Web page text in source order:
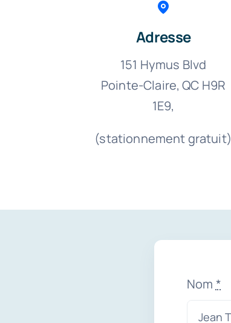
Adresse
151 Hymus Blvd
Pointe-Claire, QC H9R
1E9,
(stationnement gratuit)
Nom *